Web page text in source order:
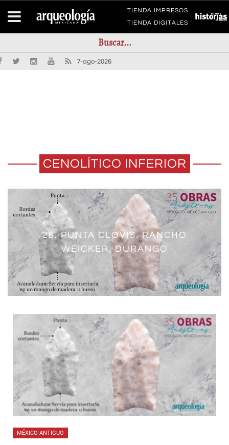
TIENDA IMPRESOS
TIENDA DIGITALES
7-ago-2026
CENOLÍTICO INFERIOR
28. PUNTA CLOVIS. RANCHO
WEICKER, DURANGO
ETAPA LÍTICA (30000-2500 A.C.)
ARQUEOLÍTICO Y CENOLÍTICO
INFERIOR (30000-7000 A.C.)
MÉXICO ANTIGUO